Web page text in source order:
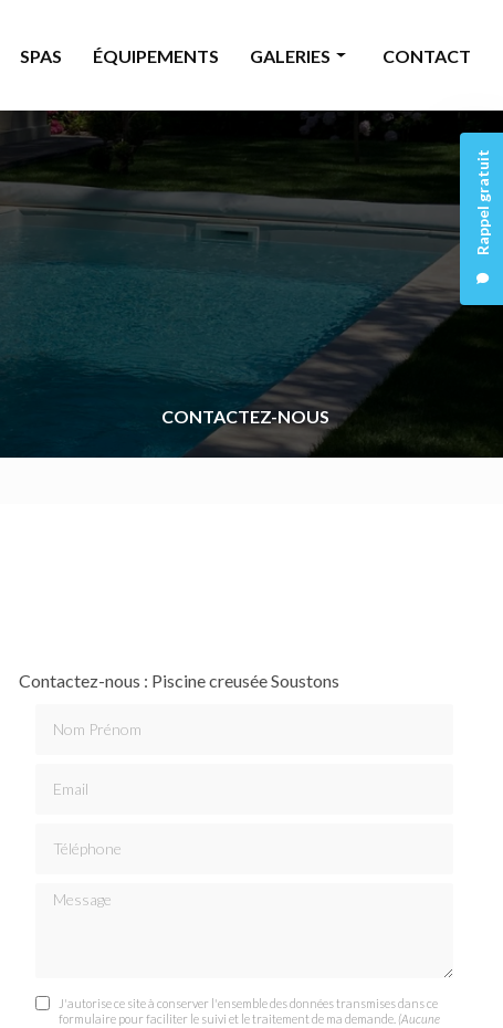
Rappel gratuit
SPAS ÉQUIPEMENTS GALERIES
Spas
Équipements
CONTACT
CONTACTEZ-NOUS
Contactez-nous : Piscine creusée Soustons
Message
J'autorise ce site à conserver l'ensemble des données transmises dans ce
formulaire pour faciliter le suivi et le traitement de ma demande. (Aucune